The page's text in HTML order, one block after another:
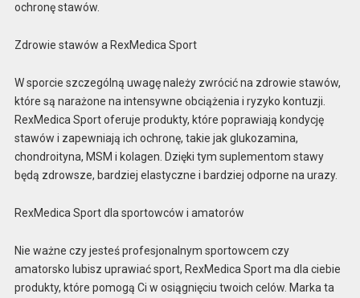
ochronę stawów.
Zdrowie stawów a RexMedica Sport
W sporcie szczególną uwagę należy zwrócić na zdrowie stawów,
które są narażone na intensywne obciążenia i ryzyko kontuzji.
RexMedica Sport oferuje produkty, które poprawiają kondycję
stawów i zapewniają ich ochronę, takie jak glukozamina,
chondroityna, MSM i kolagen. Dzięki tym suplementom stawy
będą zdrowsze, bardziej elastyczne i bardziej odporne na urazy.
RexMedica Sport dla sportowców i amatorów
Nie ważne czy jesteś profesjonalnym sportowcem czy
amatorsko lubisz uprawiać sport, RexMedica Sport ma dla ciebie
produkty, które pomogą Ci w osiągnięciu twoich celów. Marka ta